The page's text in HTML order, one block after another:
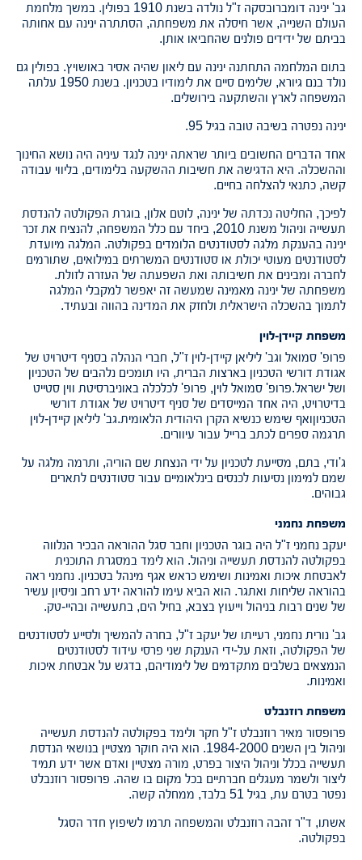
גב' ינינה דומברובסקה ז"ל נולדה בשנת 1910 בפולין. במשך מלחמת
העולם השנייה, אשר חיסלה את משפחתה, הסתתרה ינינה עם אחותה
בביתם של ידידים פולנים שהחביאו אותן.
בתום המלחמה התחתנה ינינה עם ליאון שהיה אסיר באושויץ. בפולין גם
נולד בנם גיורא, שלימים סיים את לימודיו בטכניון. בשנת 1950 עלתה
המשפחה לארץ והשתקעה בירושלים.
ינינה נפטרה בשיבה טובה בגיל 95.
אחד הדברים החשובים ביותר שראתה ינינה לנגד עיניה היה נושא החינוך
וההשכלה. היא הדגישה את חשיבות ההשקעה בלימודים, בליווי עבודה
קשה, כתנאי להצלחה בחיים.
לפיכך, החליטה נכדתה של ינינה, לוטם אלון, בוגרת הפקולטה להנדסת
תעשייה וניהול משנת 2010, ביחד עם כלל המשפחה, להנציח את זכר
ינינה בהענקת מלגה לסטודנטים הלומדים בפקולטה. המלגה מיועדת
לסטודנטים מעוטי יכולת או סטודנטים המשרתים במילואים, שתורמים
לחברה ומבינים את חשיבותה ואת השפעתה של העזרה לזולת.
משפחתה של ינינה מאמינה שמעשה זה יאפשר למקבלי המלגה
לתמוך בהשכלה הישראלית ולחזק את המדינה בהווה ובעתיד.
משפחת קיידן-לוין
פרופ' סמואל וגב' ליליאן קיידן-לוין ז"ל, חברי הנהלה בסניף דיטרויט של
אגודת דורשי הטכניון בארצות הברית, היו תומכים נלהבים של הטכניון
ושל ישראל.פרופ' סמואל לוין, פרופ' לכלכלה באוניברסיטת ווין סטייט
בדיטרויט, היה אחד המייסדים של סניף דיטרויט של אגודת דורשי
הטכניוןואף שימש כנשיא הקרן היהודית הלאומית.גב' ליליאן קיידן-לוין
תרגמה ספרים לכתב ברייל עבור עיוורים.
ג'ודי, בתם, מסייעת לטכניון על ידי הנצחת שם הוריה, ותרמה מלגה על
שמם למימון נסיעות לכנסים בינלאומיים עבור סטודנטים לתארים
גבוהים.
משפחת נחמני
יעקב נחמני ז"ל היה בוגר הטכניון וחבר סגל ההוראה הבכיר הנלווה
בפקולטה להנדסת תעשייה וניהול. הוא לימד במסגרת התוכנית
לאבטחת איכות ואמינות ושימש כראש אגף מינהל בטכניון. נחמני ראה
בהוראה שליחות ואתגר. הוא הביא עימו להוראה ידע רחב וניסיון עשיר
של שנים רבות בניהול וייעוץ בצבא, בחיל הים, בתעשייה ובהיי-טק.
גב' נורית נחמני, רעייתו של יעקב ז"ל, בחרה להמשיך ולסייע לסטודנטים
של הפקולטה, וזאת על-ידי הענקת שני פרסי עידוד לסטודנטים
הנמצאים בשלבים מתקדמים של לימודיהם, בדגש על אבטחת איכות
ואמינות.
משפחת רוזנבלט
פרופסור מאיר רוזנבלט ז"ל חקר ולימד בפקולטה להנדסת תעשייה
וניהול בין השנים 1984-2000. הוא היה חוקר מצטיין בנושאי הנדסת
תעשייה בכלל וניהול היצור בפרט, מורה מצטיין ואדם אשר ידע תמיד
ליצור ולשמר מעגלים חברתיים בכל מקום בו שהה. פרופסור רוזנבלט
נפטר בטרם עת, בגיל 51 בלבד, ממחלה קשה.
אשתו, ד"ר זהבה רוזנבלט והמשפחה תרמו לשיפוץ חדר הסגל
בפקולטה.